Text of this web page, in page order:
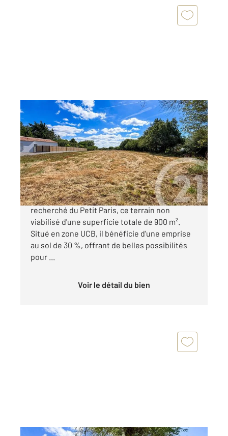
CHATEAU D OLONNE 85
900 m 2
Ref : 1577
Terrain à vendre
287 000 €
Century 21 vous propose dans le quartier
recherché du Petit Paris, ce terrain non
viabilisé d'une superficie totale de 900 m².
Situé en zone UCB, il bénéficie d'une emprise
au sol de 30 %, offrant de belles possibilités
pour ...
Voir le détail du bien